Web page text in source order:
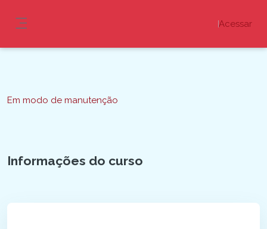
Acessar
Em modo de manutenção
Informações do curso